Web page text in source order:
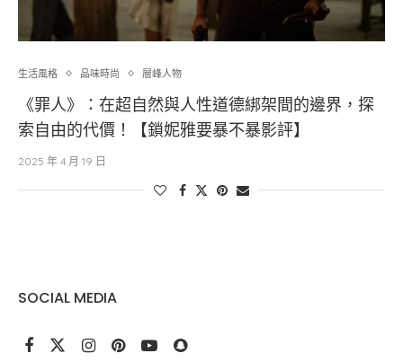
生活風格 品味時尚 層峰⼈物
《罪人》：在超自然與人性道德綁架間的邊界，探
索自由的代價！【鎖妮雅要暴不暴影評】
2025 年 4 月 19 日
SOCIAL MEDIA